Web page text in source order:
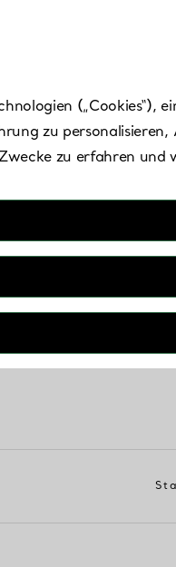
(„Cookies“),
zu
zu erfahren